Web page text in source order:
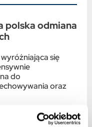
polska odmiana
się
do
oraz
i